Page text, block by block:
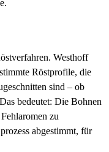
Westhoff
Röstprofile, die
sind – ob
bedeutet: Die Bohnen
zu
abgestimmt, für